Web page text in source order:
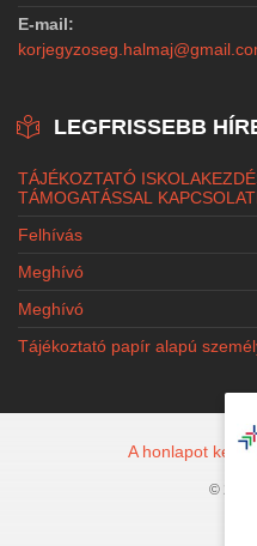
E-mail:
LEGFRISSEBB
TÁJÉKOZTATÓ
TÁMOGATÁSSAL
Felhívás
Meghívó
Meghívó
Tájékoztató papír alapú
A honlapot
© 2026